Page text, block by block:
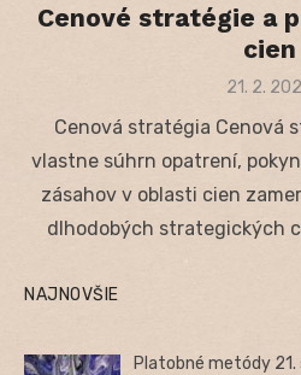
Cenové stratégie a
cien
Posted
21. 2.
Cenová stratégia Cenová
vlastne súhrn opatrení,
zásahov v oblasti cien
dlhodobých strategických
NAJNOVŠIE
Platobné metódy